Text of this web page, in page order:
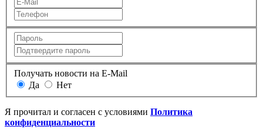
Получать новости на E-Mail
Да
Нет
Я прочитал и согласен с условиями Политика
конфиденциальности